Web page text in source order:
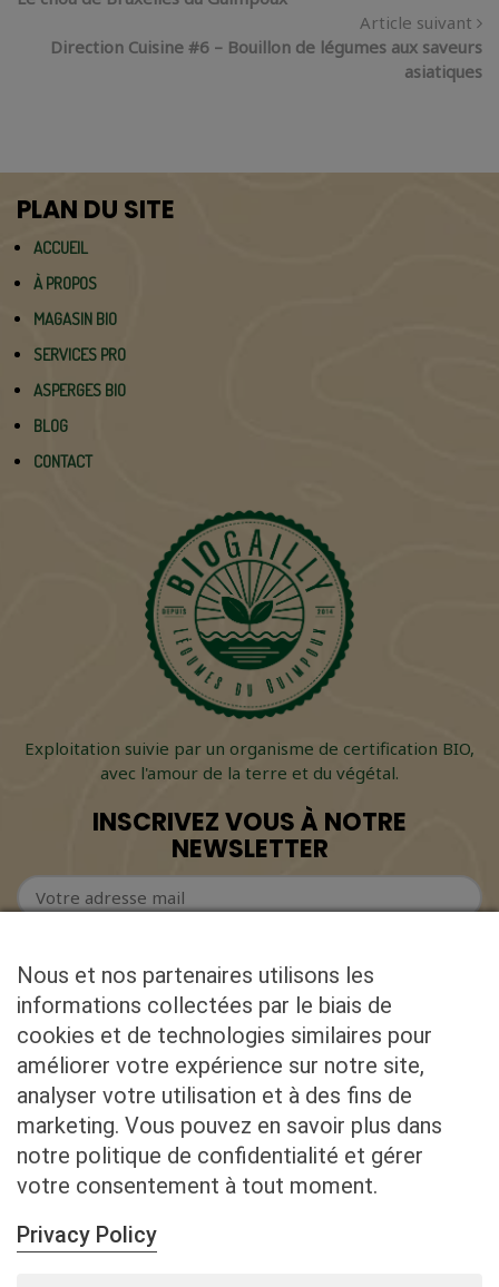
Article suivant
Direction Cuisine #6 – Bouillon de légumes aux saveurs
asiatiques
PLAN DU SITE
ACCUEIL
À PROPOS
MAGASIN BIO
SERVICES PRO
ASPERGES BIO
BLOG
CONTACT
Exploitation suivie par un organisme de certification BIO,
avec l'amour de la terre et du végétal.
INSCRIVEZ VOUS À NOTRE
NEWSLETTER
CONTACT
ADRESSE
Chemin de Guimpoux 5,
B-6850 PALISEUL (Belgique)
TÉLÉPHONE
+32 474 43 51 09
Nous et nos partenaires utilisons les
informations collectées par le biais de
cookies et de technologies similaires pour
améliorer votre expérience sur notre site,
analyser votre utilisation et à des fins de
marketing. Vous pouvez en savoir plus dans
notre politique de confidentialité et gérer
votre consentement à tout moment.
Privacy Policy